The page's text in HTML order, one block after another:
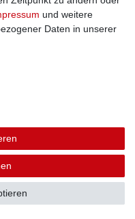
und weitere
Daten in unserer